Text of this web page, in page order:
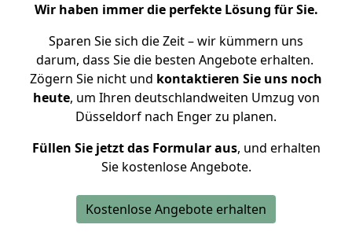
Wir haben immer die perfekte Lösung für Sie.
Sparen Sie sich die Zeit – wir kümmern uns
darum, dass Sie die besten Angebote erhalten.
Zögern Sie nicht und kontaktieren Sie uns noch
heute, um Ihren deutschlandweiten Umzug von
Düsseldorf nach Enger zu planen.
Füllen Sie jetzt das Formular aus, und erhalten
Sie kostenlose Angebote.
Kostenlose Angebote erhalten